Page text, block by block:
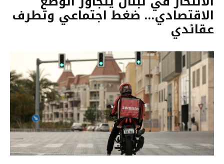
الاقتصادي… ضغط اجتماعي وتطرف
عقائدي